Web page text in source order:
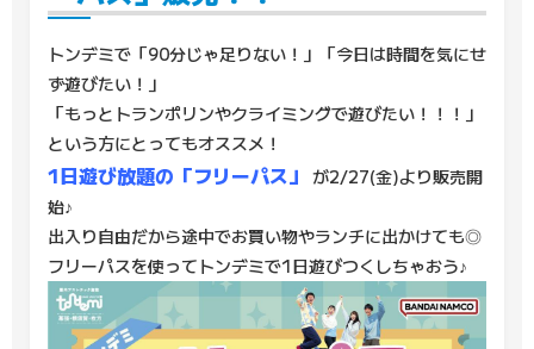
トンデミで「90分じゃ足りない！」「今日は時間を気にせ
ず遊びたい！」
「もっとトランポリンやクライミングで遊びたい！！！」
という方にとってもオススメ！
1日遊び放題の「フリーパス」 が2/27(金)より販売開
始♪
出入り自由だから途中でお買い物やランチに出かけても◎
フリーパスを使ってトンデミで1日遊びつくしちゃおう♪